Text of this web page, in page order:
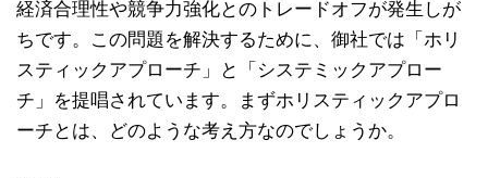
経済合理性や競争力強化とのトレードオフが発生しが
ちです。この問題を解決するために、御社では「ホリ
スティックアプローチ」と「システミックアプロー
チ」を提唱されています。まずホリスティックアプロ
ーチとは、どのような考え方なのでしょうか。